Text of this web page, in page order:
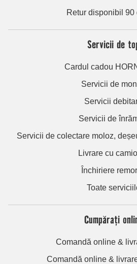
Retur disponibil 90
Servicii de
Cardul cadou
Servicii de
Servicii
Servicii de
Servicii de colectare moloz,
Livrare cu
Închiriere
Toate
Cumpărați
Comandă online &
Comandă online &